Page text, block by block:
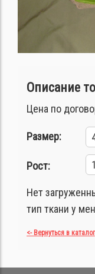
Описание
Цена по
Размер:
Рост:
Нет
тип ткани у
<- Вернуться в каталог